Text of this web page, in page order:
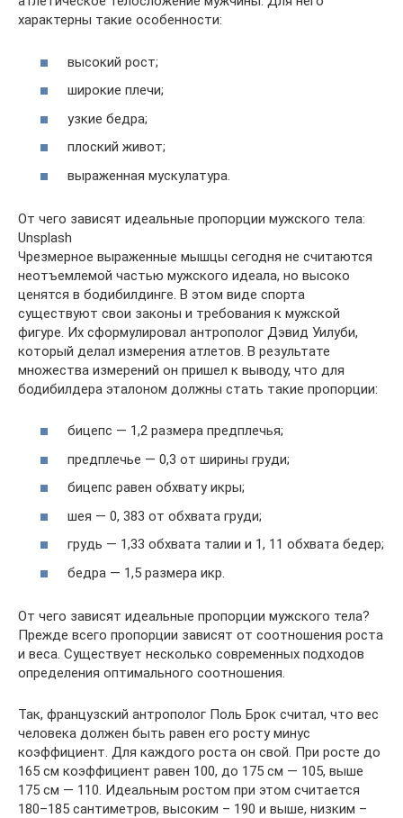
характерны такие особенности:
высокий рост;
широкие плечи;
узкие бедра;
плоский живот;
выраженная мускулатура.
От чего зависят идеальные пропорции мужского тела:
Unsplash
Чрезмерное выраженные мышцы сегодня не считаются
неотъемлемой частью мужского идеала, но высоко
ценятся в бодибилдинге. В этом виде спорта
существуют свои законы и требования к мужской
фигуре. Их сформулировал антрополог Дэвид Уилуби,
который делал измерения атлетов. В результате
множества измерений он пришел к выводу, что для
бодибилдера эталоном должны стать такие пропорции:
бицепс — 1,2 размера предплечья;
предплечье — 0,3 от ширины груди;
бицепс равен обхвату икры;
шея — 0, 383 от обхвата груди;
грудь — 1,33 обхвата талии и 1, 11 обхвата бедер;
бедра — 1,5 размера икр.
От чего зависят идеальные пропорции мужского тела?
Прежде всего пропорции зависят от соотношения роста
и веса. Существует несколько современных подходов
определения оптимального соотношения.
Так, французский антрополог Поль Брок считал, что вес
человека должен быть равен его росту минус
коэффициент. Для каждого роста он свой. При росте до
165 см коэффициент равен 100, до 175 см — 105, выше
175 см — 110. Идеальным ростом при этом считается
180–185 сантиметров, высоким – 190 и выше, низким –